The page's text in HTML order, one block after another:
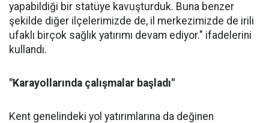
yapabildiği bir statüye kavuşturduk. Buna benzer
şekilde diğer ilçelerimizde de, il merkezimizde de irili
ufaklı birçok sağlık yatırımı devam ediyor." ifadelerini
kullandı.
"Karayollarında çalışmalar başladı"
Kent genelindeki yol yatırımlarına da değinen